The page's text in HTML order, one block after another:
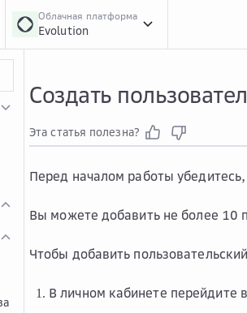
Облачная платформа
Evolution
Создать
Эта статья полезна?
Перед началом работы
Вы можете добавить не более 10
Чтобы добавить
В личном кабинете перейдите